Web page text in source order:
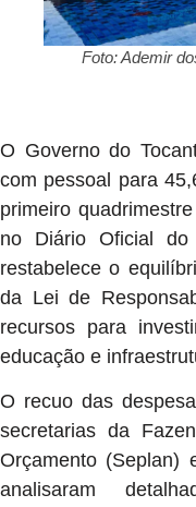
Foto: Ademir
O Governo do
com pessoal para
primeiro
no Diário Oficial
restabelece o
da Lei de
recursos para
educação e
O recuo das
secretarias da
Orçamento (Seplan)
analisaram